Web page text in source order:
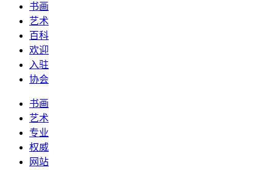
书画
艺术
百科
欢迎
入驻
协会
书画
艺术
专业
权威
网站